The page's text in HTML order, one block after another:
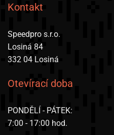
Kontakt
Speedpro s.r.o.
Losiná 84
332 04 Losiná
Otevírací doba
PONDĚLÍ - PÁTEK:
7:00 - 17:00 hod.